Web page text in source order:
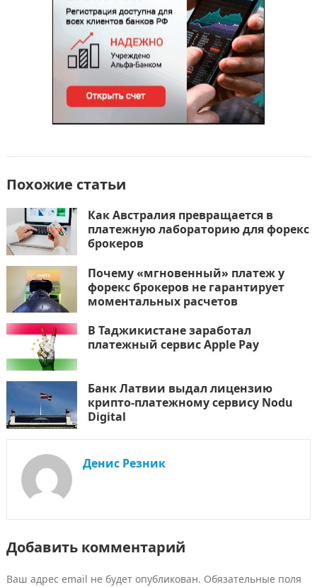
ь
Похожие статьи
Как Австралия превращается в
платежную лабораторию для форекс
брокеров
Почему «мгновенный» платеж у
форекс брокеров не гарантирует
моментальных расчетов
В Таджикистане заработал
платежный сервис Apple Pay
Банк Латвии выдал лицензию
крипто-платежному сервису Nodu
Digital
Денис Резник
Добавить комментарий
Ваш адрес email не будет опубликован. Обязательные поля